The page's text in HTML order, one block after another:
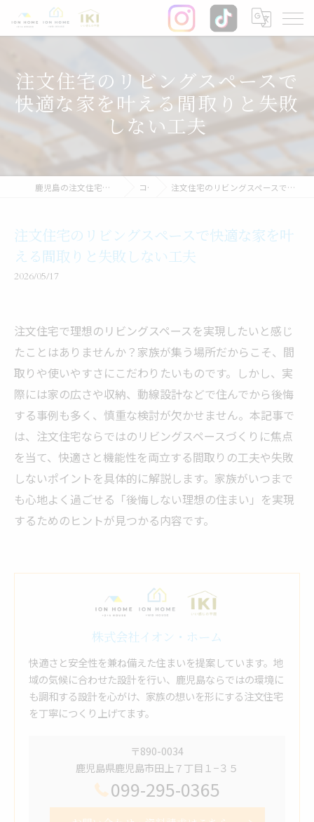
注文住宅のリビングスペースで
快適な家を叶える間取りと失敗
しない工夫
鹿児島の注文住宅なら株式会社イオン・ホーム コラム 注文住宅のリビングスペースで快適な家を叶える間取りと失敗しない工夫
注文住宅のリビングスペースで快適な家を叶
える間取りと失敗しない工夫
2026/05/17
注文住宅で理想のリビングスペースを実現したいと感じ
たことはありませんか？家族が集う場所だからこそ、間
取りや使いやすさにこだわりたいものです。しかし、実
際には家の広さや収納、動線設計などで住んでから後悔
する事例も多く、慎重な検討が欠かせません。本記事で
は、注文住宅ならではのリビングスペースづくりに焦点
を当て、快適さと機能性を両立する間取りの工夫や失敗
しないポイントを具体的に解説します。家族がいつまで
も心地よく過ごせる「後悔しない理想の住まい」を実現
するためのヒントが見つかる内容です。
株式会社イオン・ホーム
快適さと安全性を兼ね備えた住まいを提案しています。地
域の気候に合わせた設計を行い、鹿児島ならではの環境に
も調和する設計を心がけ、家族の想いを形にする注文住宅
を丁寧につくり上げてます。
〒890-0034
鹿児島県鹿児島市田上７丁目１−３５
099-295-0365